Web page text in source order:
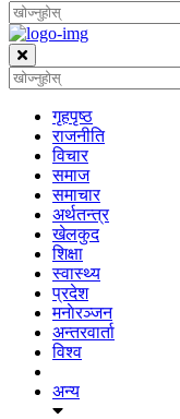
गृहपृष्‍ठ
राजनीति
विचार
समाज
समाचार
अर्थतन्त्र
खेलकुद
शिक्षा
स्वास्थ्य
प्रदेश
मनाेरञ्जन
अन्तरवार्ता
विश्व
अन्य